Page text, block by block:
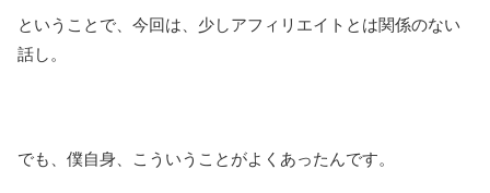
ということで、今回は、少しアフィリエイトとは関係のない
話し。
でも、僕自身、こういうことがよくあったんです。